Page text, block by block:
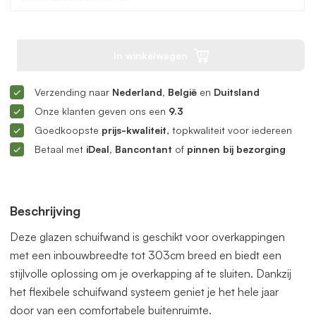
Beschrijving
Deze glazen schuifwand is geschikt voor overkappingen
met een inbouwbreedte tot 303cm breed en biedt een
stijlvolle oplossing om je overkapping af te sluiten. Dankzij
het flexibele schuifwand systeem geniet je het hele jaar
door van een comfortabele buitenruimte.
Verzending naar Nederland, België en Duitsland
Onze klanten geven ons een 9.3
Goedkoopste prijs-kwaliteit, topkwaliteit voor iedereen
Betaal met iDeal, Bancontant of pinnen bij bezorging